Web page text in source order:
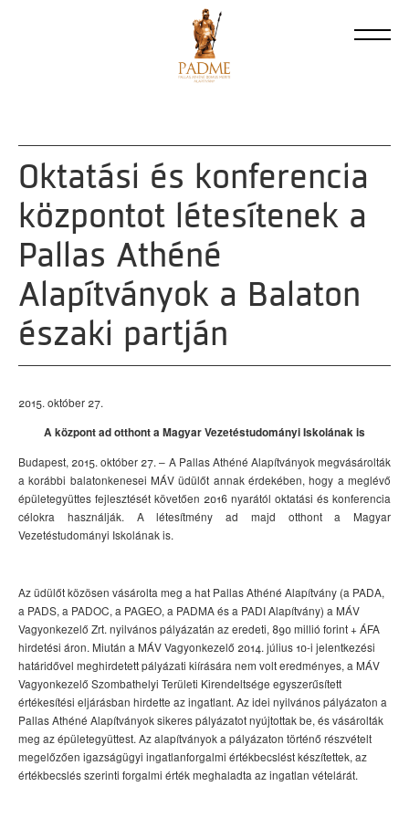
Oktatási és konferencia
központot létesítenek a
Pallas Athéné
Alapítványok a Balaton
északi partján
2015. október 27.
A központ ad otthont a Magyar Vezetéstudományi Iskolának is
Budapest, 2015. október 27. – A Pallas Athéné Alapítványok megvásárolták
a korábbi balatonkenesei MÁV üdülőt annak érdekében, hogy a meglévő
épületegyüttes fejlesztését követően 2016 nyarától oktatási és konferencia
célokra használják. A létesítmény ad majd otthont a Magyar
Vezetéstudományi Iskolának is.
Az üdülőt közösen vásárolta meg a hat Pallas Athéné Alapítvány (a PADA,
a PADS, a PADOC, a PAGEO, a PADMA és a PADI Alapítvány) a MÁV
Vagyonkezelő Zrt. nyilvános pályázatán az eredeti, 890 millió forint + ÁFA
hirdetési áron. Miután a MÁV Vagyonkezelő 2014. július 10-i jelentkezési
határidővel meghirdetett pályázati kiírására nem volt eredményes, a MÁV
Vagyonkezelő Szombathelyi Területi Kirendeltsége egyszerűsített
értékesítési eljárásban hirdette az ingatlant. Az idei nyilvános pályázaton a
Pallas Athéné Alapítványok sikeres pályázatot nyújtottak be, és vásárolták
meg az épületegyüttest. Az alapítványok a pályázaton történő részvételt
megelőzően igazságügyi ingatlanforgalmi értékbecslést készítettek, az
értékbecslés szerinti forgalmi érték meghaladta az ingatlan vételárát.